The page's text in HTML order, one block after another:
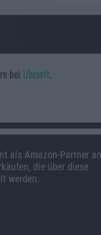
bei Ubisoft.
als Amazon-Partner an
die über diese
werden.